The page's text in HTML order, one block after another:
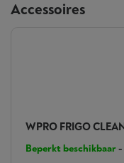
Accessoires
WPRO FRIGO
Beperkt beschikbaar-